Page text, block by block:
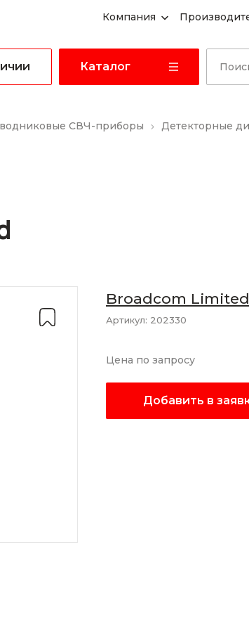
Компания
Каталог
СВЧ-приборы
Детекторные
Broadcom Limited
Артикул: 202330
Цена по запросу
Добавить в